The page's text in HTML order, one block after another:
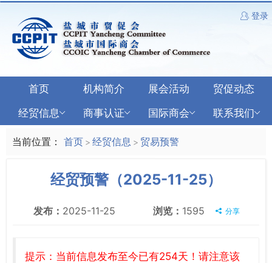
登录
首页 机构简介 展会活动
贸促动态
经贸信息
商事认证 国际商会 联系我们
当前位置： 首页 > 经贸信息 > 贸易预警
经贸预警（2025-11-25）
发布： 2025-11-25 浏览： 1595 分享
提示：当前信息发布至今已有254天！请注意该